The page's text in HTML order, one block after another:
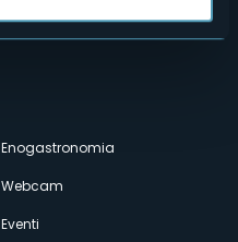
Enogastronomia
Webcam
Eventi